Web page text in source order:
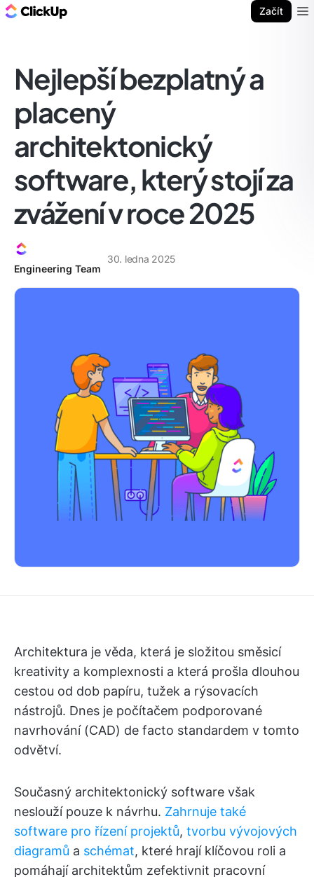
Začít
Nejlepší bezplatný a
placený
architektonický
software, který stojí za
zvážení v roce 2025
Engineering Team
30. ledna 2025
Architektura je věda, která je složitou směsicí
kreativity a komplexnosti a která prošla dlouhou
cestou od dob papíru, tužek a rýsovacích
nástrojů. Dnes je počítačem podporované
navrhování (CAD) de facto standardem v tomto
odvětví.
Současný architektonický software však
neslouží pouze k návrhu. Zahrnuje také
software pro řízení projektů, tvorbu vývojových
diagramů a schémat, které hrají klíčovou roli a
pomáhají architektům zefektivnit pracovní